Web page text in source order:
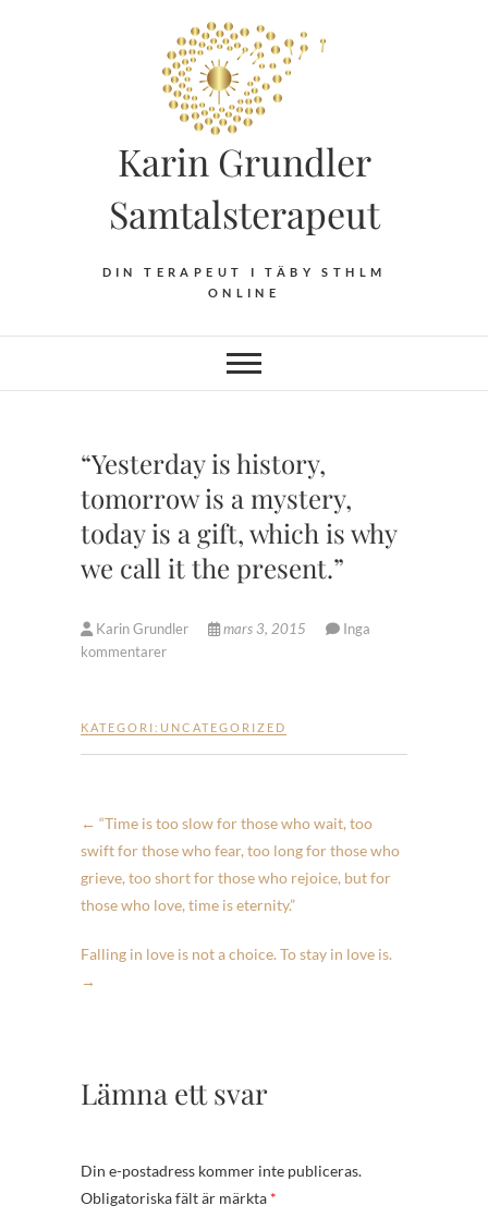
Karin Grundler
Samtalsterapeut
DIN TERAPEUT I TÄBY STHLM
ONLINE
“Yesterday is history,
tomorrow is a mystery,
today is a gift, which is why
we call it the present.”
Karin Grundler mars 3, 2015
Inga
kommentarer
KATEGORI: UNCATEGORIZED
← “Time is too slow for those who wait, too
swift for those who fear, too long for those who
grieve, too short for those who rejoice, but for
those who love, time is eternity.”
Falling in love is not a choice. To stay in love is.
→
Lämna ett svar
Din e-postadress kommer inte publiceras.
Obligatoriska fält är märkta *